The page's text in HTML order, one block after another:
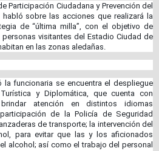
Participación Ciudadana y Prevención del
habló sobre las acciones que realizará la
de “última milla”, con el objetivo de
visitantes del Estadio Ciudad de
en las zonas aledañas.
funcionaria se encuentra el despliegue
y Diplomática, que cuenta con
atención en distintos idiomas
de la Policía de Seguridad
de transporte; la intervención del
para evitar que las y los aficionados
alcohol; así como el trabajo del personal